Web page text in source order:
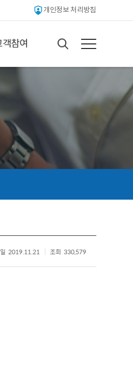
개인정보 처리방침
객참여
2019.11.21 조회 330,579